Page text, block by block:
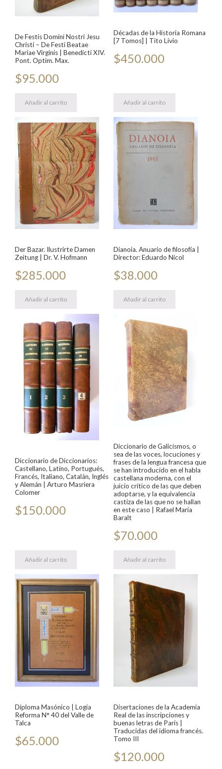
De Festis Domini Nostri Jesu
Christi – De Festi Beatae
Mariae Virginis | Benedicti XIV.
Pont. Optim. Max.
$95.000
Añadir al carrito
Décadas de la Historia Romana
[7 Tomos] | Tito Livio
$450.000
Añadir al carrito
Der Bazar. Ilustrirte Damen
Zeitung | Dr. V. Hofmann
$285.000
Añadir al carrito
Dianoia. Anuario de filosofía |
Director: Eduardo Nicol
$38.000
Añadir al carrito
Diccionario de Diccionarios:
Castellano, Latino, Portugués,
Francés, Italiano, Catalán, Inglés
y Alemán | Arturo Masriera
Colomer
$150.000
Añadir al carrito
Diccionario de Galicismos, o
sea de las voces, locuciones y
frases de la lengua francesa que
se han introducido en el habla
castellana moderna, con el
juicio crítico de las que deben
adoptarse, y la equivalencia
castiza de las que no se hallan
en este caso | Rafael María
Baralt
$70.000
Añadir al carrito
Diploma Masónico | Logia
Reforma N° 40 del Valle de
Talca
$65.000
Disertaciones de la Academia
Real de las inscripciones y
buenas letras de París |
Traducidas del idioma francés.
Tomo III
$120.000